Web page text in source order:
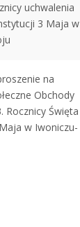
uchwalenia
3 Maja w
na
Obchody
Rocznicy Święta
w Iwoniczu-